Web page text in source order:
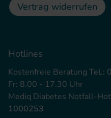
Vertrag widerrufen
Hotlines
Kostenfreie Beratung Tel.:
Fr: 8.00 - 17.30 Uhr
Mediq Diabetes Notfall-
1000253